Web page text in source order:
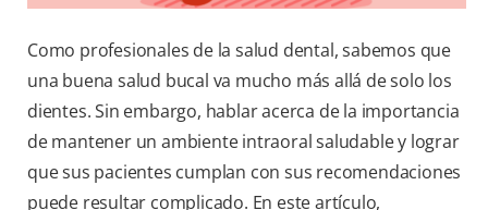
Como profesionales de la salud dental, sabemos que
una buena salud bucal va mucho más allá de solo los
dientes. Sin embargo, hablar acerca de la importancia
de mantener un ambiente intraoral saludable y lograr
que sus pacientes cumplan con sus recomendaciones
puede resultar complicado. En este artículo,